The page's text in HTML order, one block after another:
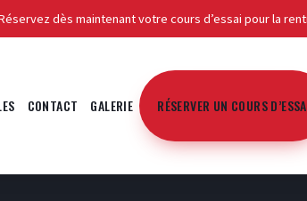
dès maintenant votre cours d’essai pour la
CONTACT GALERIE RÉSERVER UN COURS
Yee Jee Kim Yeung